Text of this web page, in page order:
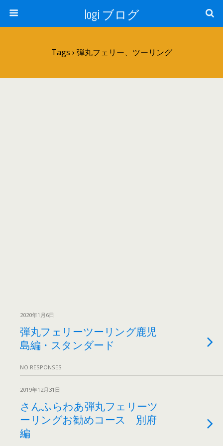
logi ブログ
Tags › 弾丸フェリー、ツーリング
2020年1月6日
弾丸フェリーツーリング鹿児
島編・スタンダード
NO RESPONSES
2019年12月31日
さんふらわあ弾丸フェリーツ
ーリングお勧めコース 別府
編